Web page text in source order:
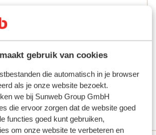
gebruik van cookies
die automatisch in je browser
als je onze website bezoekt.
we bij Sunweb Group GmbH
die ervoor zorgen dat de website goed
functies goed kunt gebruiken,
om onze website te verbeteren en
klantbeoordelingen die hun
met partner